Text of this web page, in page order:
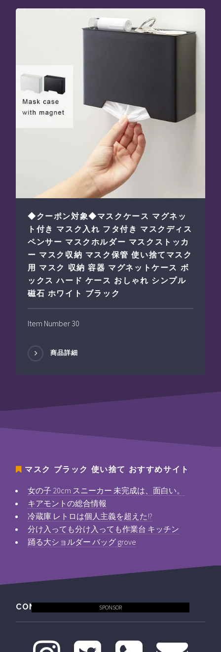
◆クーポン対象◆マスクケース マグネッ
ト付き マスク入れ フタ付き マスクディス
ペンサー マスクホルダー マスクストッカ
ー マスク収納 マスク保管 使い捨てマスク
用 マスク 収納 容器 マグネットケース ボ
ックス ハード ケース おしゃれ シンプル
磁石 ホワイト ブラック
Item Number 30
商品詳細
マスク ブラック 使い捨て おすすめサイト
女の子 20cm スニーカー 未完成は、面白い。
キアモントの総合情報
冷蔵庫 レトロは個人主義を超えた!?
分け入っても分け入っても作業台 キッチン
踊る大ショルダー バッグ grove
CONTACT SPONSOR